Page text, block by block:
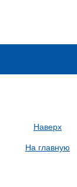
Наверх
На главную